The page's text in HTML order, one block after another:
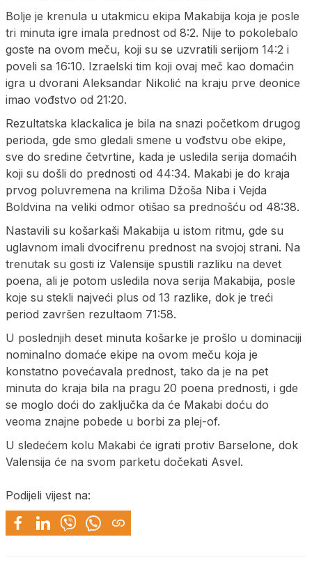
Bolje je krenula u utakmicu ekipa Makabija koja je posle
tri minuta igre imala prednost od 8:2. Nije to pokolebalo
goste na ovom meču, koji su se uzvratili serijom 14:2 i
poveli sa 16:10. Izraelski tim koji ovaj meč kao domaćin
igra u dvorani Aleksandar Nikolić na kraju prve deonice
imao vođstvo od 21:20.
Rezultatska klackalica je bila na snazi početkom drugog
perioda, gde smo gledali smene u vođstvu obe ekipe,
sve do sredine četvrtine, kada je usledila serija domaćih
koji su došli do prednosti od 44:34. Makabi je do kraja
prvog poluvremena na krilima Džoša Niba i Vejda
Boldvina na veliki odmor otišao sa prednošću od 48:38.
Nastavili su košarkaši Makabija u istom ritmu, gde su
uglavnom imali dvocifrenu prednost na svojoj strani. Na
trenutak su gosti iz Valensije spustili razliku na devet
poena, ali je potom usledila nova serija Makabija, posle
koje su stekli najveći plus od 13 razlike, dok je treći
period završen rezultaom 71:58.
U poslednjih deset minuta košarke je prošlo u dominaciji
nominalno domaće ekipe na ovom meču koja je
konstatno povećavala prednost, tako da je na pet
minuta do kraja bila na pragu 20 poena prednosti, i gde
se moglo doći do zaključka da će Makabi doću do
veoma znajne pobede u borbi za plej-of.
U sledećem kolu Makabi će igrati protiv Barselone, dok
Valensija će na svom parketu dočekati Asvel.
Podijeli vijest na: